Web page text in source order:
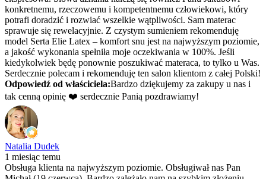
konkretnemu, rzeczowemu i kompetentnemu człowiekowi, który
potrafi doradzić i rozwiać wszelkie wątpliwości. Sam materac
sprawuje się rewelacyjnie. Z czystym sumieniem rekomenduję
model Serta Elie Latex – komfort snu jest na najwyższym poziomie,
a jakość wykonania spełniła moje oczekiwania w 100%. Jeśli
kiedykolwiek będę ponownie poszukiwać materaca, to tylko u Was.
Serdecznie polecam i rekomenduję ten salon klientom z całej Polski!
Odpowiedź od właściciela:Bardzo dziękujemy za zakupy u nas i
tak cenną opinię ❤️ serdecznie Panią pozdrawiamy!
Natalia Dudek
1 miesiąc temu
Obsługa klienta na najwyższym poziomie. Obsługiwał nas Pan